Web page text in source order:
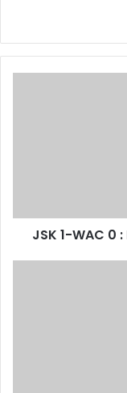
Kabyles
JSK 1-WAC 0